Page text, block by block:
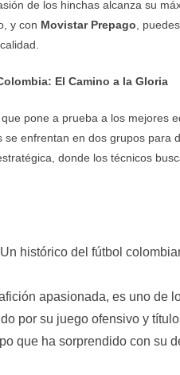
de los hinchas alcanza su
y con Movistar Prepago ,
El Camino a la Gloria
pone a prueba a los mejores
se enfrentan en dos grupos para
donde los técnicos
histórico del fútbol
apasionada, es uno de
por su juego ofensivo y
que ha sorprendido con su